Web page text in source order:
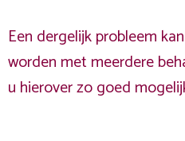
Een dergelijk probleem
worden met meerdere
u hierover zo goed